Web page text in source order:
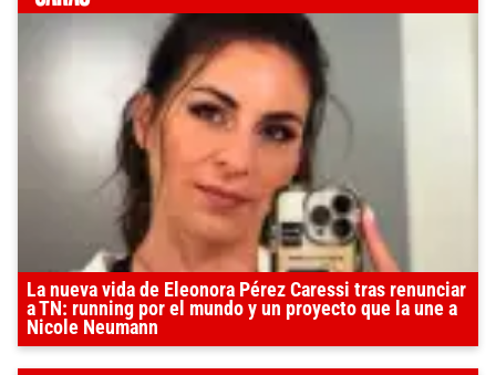
La nueva vida de Eleonora Pérez Caressi tras renunciar
a TN: running por el mundo y un proyecto que la une a
Nicole Neumann